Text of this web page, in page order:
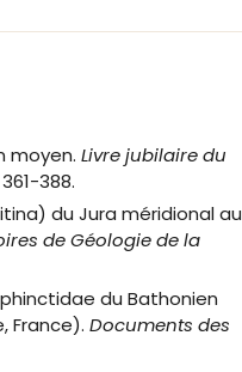
moyen. Livre jubilaire du
361-388.
du Jura méridional au
de Géologie de la
du Bathonien
France). Documents des